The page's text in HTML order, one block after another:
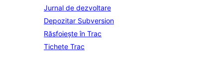
Jurnal de dezvoltare
Depozitar Subversion
Răsfoiește în Trac
Tichete Trac